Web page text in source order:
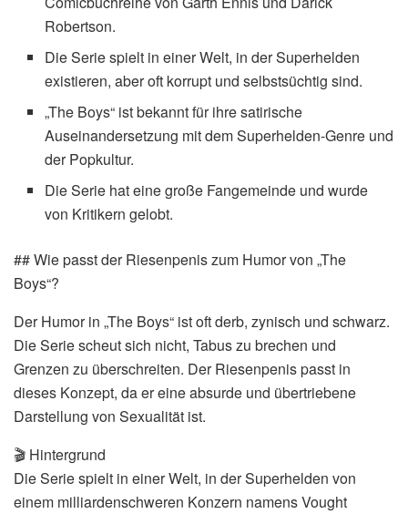
Robertson.
Die Serie spielt in einer Welt, in der Superhelden
existieren, aber oft korrupt und selbstsüchtig sind.
„The Boys“ ist bekannt für ihre satirische
Auseinandersetzung mit dem Superhelden-Genre und
der Popkultur.
Die Serie hat eine große Fangemeinde und wurde
von Kritikern gelobt.
## Wie passt der Riesenpenis zum Humor von „The
Boys“?
Der Humor in „The Boys“ ist oft derb, zynisch und schwarz.
Die Serie scheut sich nicht, Tabus zu brechen und
Grenzen zu überschreiten. Der Riesenpenis passt in
dieses Konzept, da er eine absurde und übertriebene
Darstellung von Sexualität ist.
🎬 Hintergrund
Die Serie spielt in einer Welt, in der Superhelden von
einem milliardenschweren Konzern namens Vought